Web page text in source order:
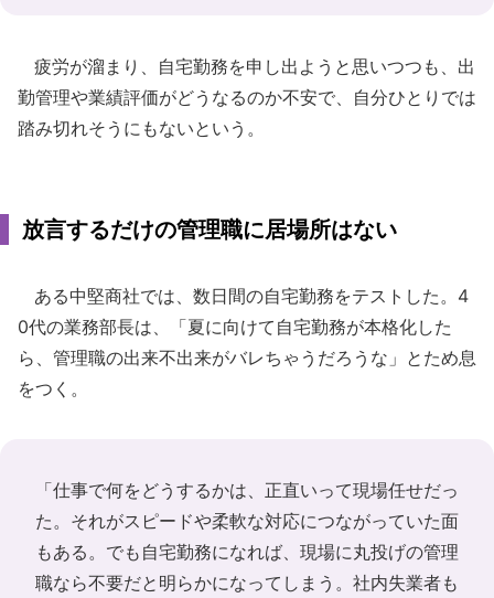
疲労が溜まり、自宅勤務を申し出ようと思いつつも、出
勤管理や業績評価がどうなるのか不安で、自分ひとりでは
踏み切れそうにもないという。
放言するだけの管理職に居場所はない
ある中堅商社では、数日間の自宅勤務をテストした。4
0代の業務部長は、「夏に向けて自宅勤務が本格化した
ら、管理職の出来不出来がバレちゃうだろうな」とため息
をつく。
「仕事で何をどうするかは、正直いって現場任せだっ
た。それがスピードや柔軟な対応につながっていた面
もある。でも自宅勤務になれば、現場に丸投げの管理
職なら不要だと明らかになってしまう。社内失業者も